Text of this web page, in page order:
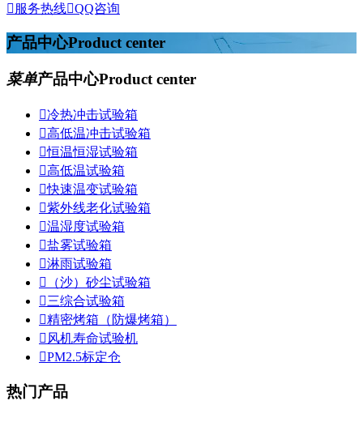
 服务热线QQ咨询
产品中心Product center
菜单产品中心Product center
冷热冲击试验箱
高低温冲击试验箱
恒温恒湿试验箱
高低温试验箱
快速温变试验箱
紫外线老化试验箱
温湿度试验箱
盐雾试验箱
淋雨试验箱

（沙）砂尘试验箱
三综合试验箱
精密烤箱（防爆烤箱）
 风机寿命试验机
PM2.5标定仓
热门产品